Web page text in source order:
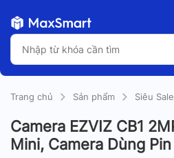
Trang chủ Sản phẩm Siêu Sale
Camera EZVIZ CB1
Mini, Camera Dùng Pin